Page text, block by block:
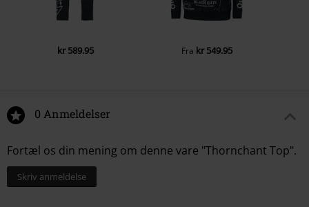
kr 589.95 Fra kr 549.95
0 Anmeldelser
Fortæl os din mening om denne vare "Thornchant Top".
Skriv anmeldelse